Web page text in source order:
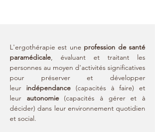
L'ergothérapie est une profession de santé
paramédicale, évaluant et traitant les
personnes au moyen d'activités significatives
pour préserver et développer
leur indépendance (capacités à faire) et
leur autonomie(capacités à gérer et à
décider) dans leur environnement quotidien
et social.